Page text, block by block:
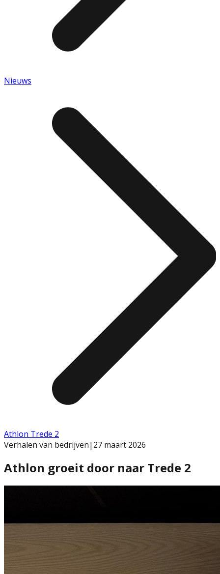
Nieuws
Athlon Trede 2
Verhalen van bedrijven| 27 maart 2026
Athlon groeit door naar Trede 2